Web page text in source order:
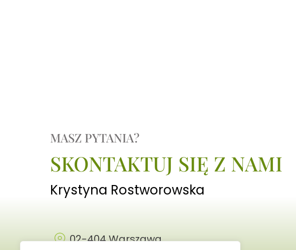
MASZ PYTANIA?
SKONTAKTUJ SIĘ Z NAMI
Krystyna Rostworowska
02-404 Warszawa